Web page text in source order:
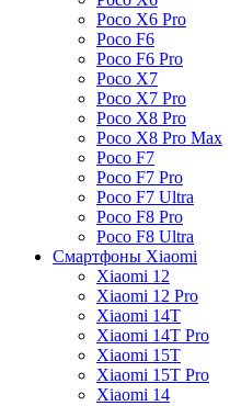
Poco X6 Pro
Poco F6
Poco F6 Pro
Poco X7
Poco X7 Pro
Poco X8 Pro
Poco X8 Pro Max
Poco F7
Poco F7 Pro
Poco F7 Ultra
Poco F8 Pro
Poco F8 Ultra
Смартфоны Xiaomi
Xiaomi 12
Xiaomi 12 Pro
Xiaomi 14T
Xiaomi 14T Pro
Xiaomi 15T
Xiaomi 15T Pro
Xiaomi 14